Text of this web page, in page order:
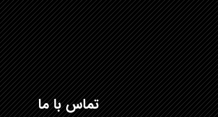
تماس با ما